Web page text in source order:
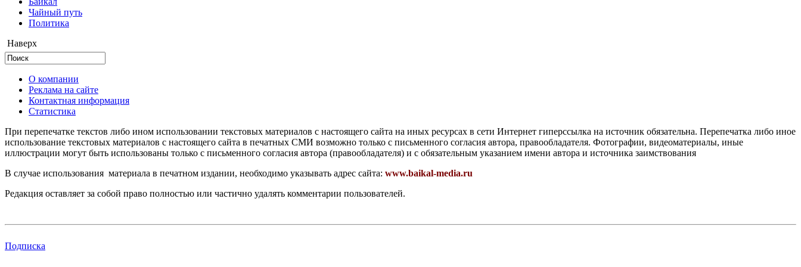
Чайный путь
Политика
Наверх
О компании
Реклама на сайте
Контактная информация
Статистика
При перепечатке текстов либо ином использовании текстовых материалов с настоящего сайта на иных ресурсах в сети Интернет гиперссылка на источник обязательна. Перепечатка либо иное
использование текстовых материалов с настоящего сайта в печатных СМИ возможно только с письменного согласия автора, правообладателя. Фотографии, видеоматериалы, иные
иллюстрации могут быть использованы только с письменного согласия автора (правообладателя) и с обязательным указанием имени автора и источника заимствования
В случае использования материала в печатном издании, необходимо указывать адрес сайта: www.baikal-media.ru
Редакция оставляет за собой право полностью или частично удалять комментарии пользователей.
Подписка